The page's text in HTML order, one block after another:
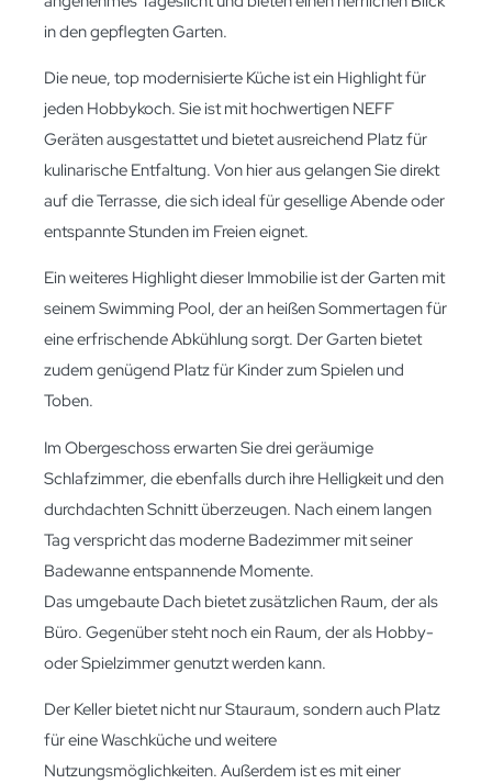
in den gepflegten Garten.
Die neue, top modernisierte Küche ist ein Highlight für
jeden Hobbykoch. Sie ist mit hochwertigen NEFF
Geräten ausgestattet und bietet ausreichend Platz für
kulinarische Entfaltung. Von hier aus gelangen Sie direkt
auf die Terrasse, die sich ideal für gesellige Abende oder
entspannte Stunden im Freien eignet.
Ein weiteres Highlight dieser Immobilie ist der Garten mit
seinem Swimming Pool, der an heißen Sommertagen für
eine erfrischende Abkühlung sorgt. Der Garten bietet
zudem genügend Platz für Kinder zum Spielen und
Toben.
Im Obergeschoss erwarten Sie drei geräumige
Schlafzimmer, die ebenfalls durch ihre Helligkeit und den
durchdachten Schnitt überzeugen. Nach einem langen
Tag verspricht das moderne Badezimmer mit seiner
Badewanne entspannende Momente.
Das umgebaute Dach bietet zusätzlichen Raum, der als
Büro. Gegenüber steht noch ein Raum, der als Hobby-
oder Spielzimmer genutzt werden kann.
Der Keller bietet nicht nur Stauraum, sondern auch Platz
für eine Waschküche und weitere
Nutzungsmöglichkeiten. Außerdem ist es mit einer